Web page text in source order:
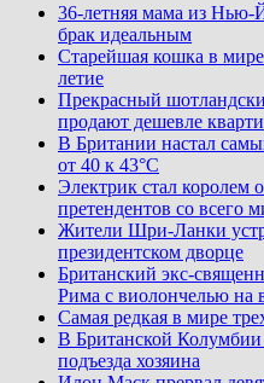
36-летняя мама из
брак идеальным
Старейшая кошка в мире
летие
Прекрасный
продают дешевле
В Британии настал
от 40 к 43°C
Электрик стал королем
претендентов со всего
Жители Шри-Ланки
президентском дворце
Британский экс-
Рима с виолончелью на
Самая редкая в мире
В Британской Колумбии
подъезда хозяина